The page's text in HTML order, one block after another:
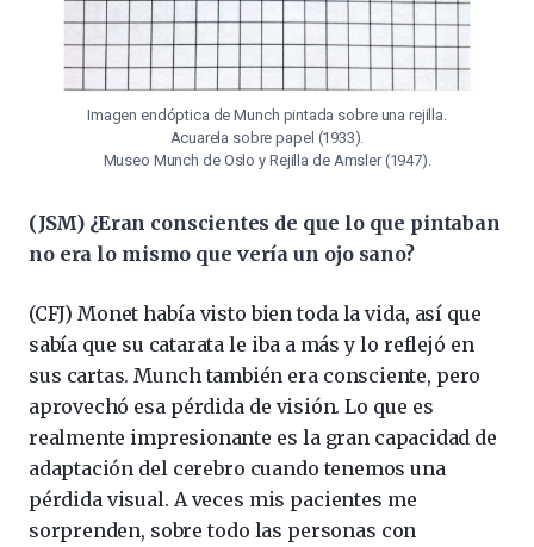
Imagen endóptica de Munch pintada sobre una rejilla.
Acuarela sobre papel (1933).
Museo Munch de Oslo y Rejilla de Amsler (1947).
(JSM) ¿Eran conscientes de que lo que pintaban
no era lo mismo que vería un ojo sano?
(CFJ) Monet había visto bien toda la vida, así que
sabía que su catarata le iba a más y lo reflejó en
sus cartas. Munch también era consciente, pero
aprovechó esa pérdida de visión. Lo que es
realmente impresionante es la gran capacidad de
adaptación del cerebro cuando tenemos una
pérdida visual. A veces mis pacientes me
sorprenden, sobre todo las personas con